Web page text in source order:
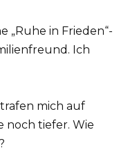
„Ruhe in Frieden“-
Ich
mich auf
noch tiefer. Wie